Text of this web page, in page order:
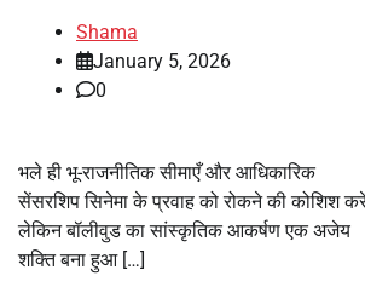
Shama
January 5, 2026
0
भले ही भू-राजनीतिक सीमाएँ और आधिकारिक
सेंसरशिप सिनेमा के प्रवाह को रोकने की कोशिश
लेकिन बॉलीवुड का सांस्कृतिक आकर्षण एक अजेय
शक्ति बना हुआ […]